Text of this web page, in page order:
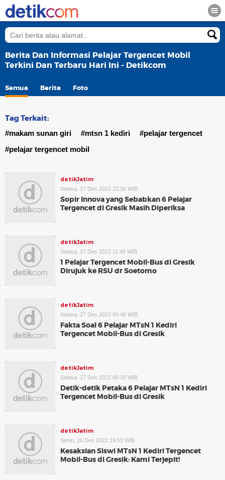
Berita Dan Informasi Pelajar Tergencet Mobil
Terkini Dan Terbaru Hari Ini - Detikcom
Semua Berita Foto
Tag Terkait:
#makam sunan giri #mtsn 1 kediri
#pelajar tergencet
#pelajar tergencet mobil
detikJatim
Selasa, 27 Des 2022 22:30 WIB
Sopir Innova yang Sebabkan 6 Pelajar
Tergencet di Gresik Masih Diperiksa
detikJatim
Selasa, 27 Des 2022 11:45 WIB
1 Pelajar Tergencet Mobil-Bus di Gresik
Dirujuk ke RSU dr Soetomo
detikJatim
Selasa, 27 Des 2022 09:46 WIB
Fakta Soal 6 Pelajar MTsN 1 Kediri
Tergencet Mobil-Bus di Gresik
detikJatim
Selasa, 27 Des 2022 06:30 WIB
Detik-detik Petaka 6 Pelajar MTsN 1 Kediri
Tergencet Mobil-Bus di Gresik
detikJatim
Senin, 26 Des 2022 19:53 WIB
Kesaksian Siswi MTsN 1 Kediri Tergencet
Mobil-Bus di Gresik: Kami Terjepit!